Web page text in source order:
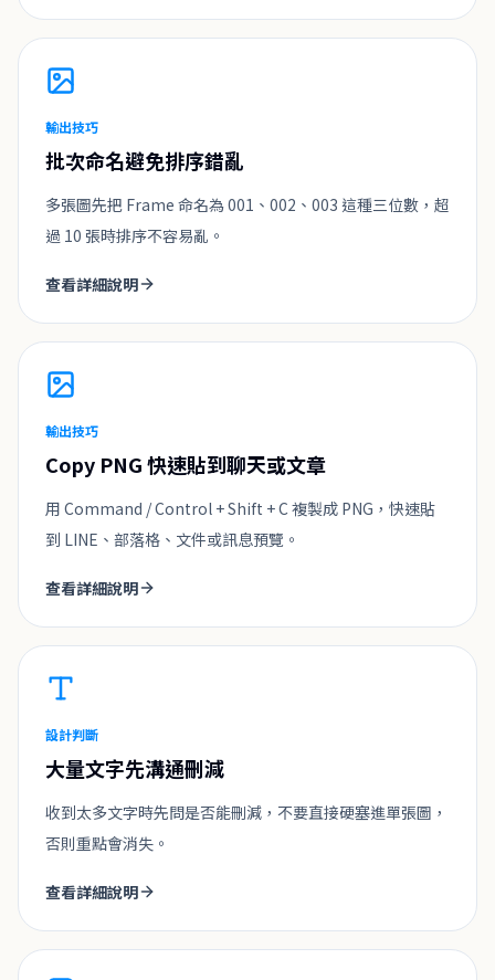
輸出技巧
批次命名避免排序錯亂
多張圖先把 Frame 命名為 001、002、003 這種三位數，超
過 10 張時排序不容易亂。
查看詳細說明
輸出技巧
Copy PNG 快速貼到聊天或文章
用 Command / Control + Shift + C 複製成 PNG，快速貼
到 LINE、部落格、文件或訊息預覽。
查看詳細說明
設計判斷
大量文字先溝通刪減
收到太多文字時先問是否能刪減，不要直接硬塞進單張圖，
否則重點會消失。
查看詳細說明